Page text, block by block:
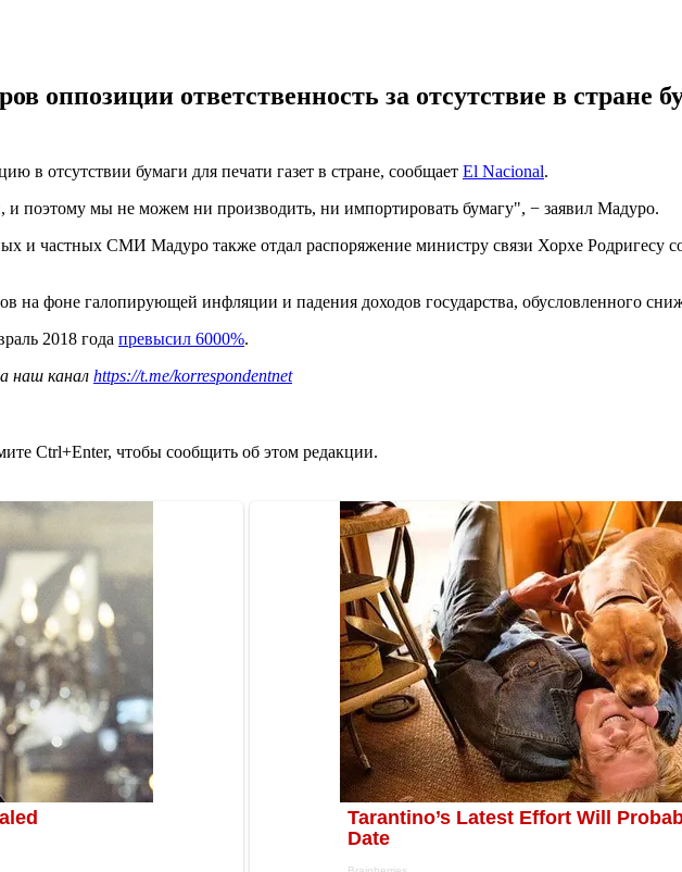
оппозиции ответственность за отсутствие в стране
в отсутствии бумаги для печати газет в стране, сообщает El Nacional.
поэтому мы не можем ни производить, ни импортировать бумагу", − заявил Мадуро.
и частных СМИ Мадуро также отдал распоряжение министру связи Хорхе Родригесу
на фоне галопирующей инфляции и падения доходов государства, обусловленного
2018 года превысил 6000%.
наш канал https://t.me/korrespondentnet
Ctrl+Enter, чтобы сообщить об этом редакции.